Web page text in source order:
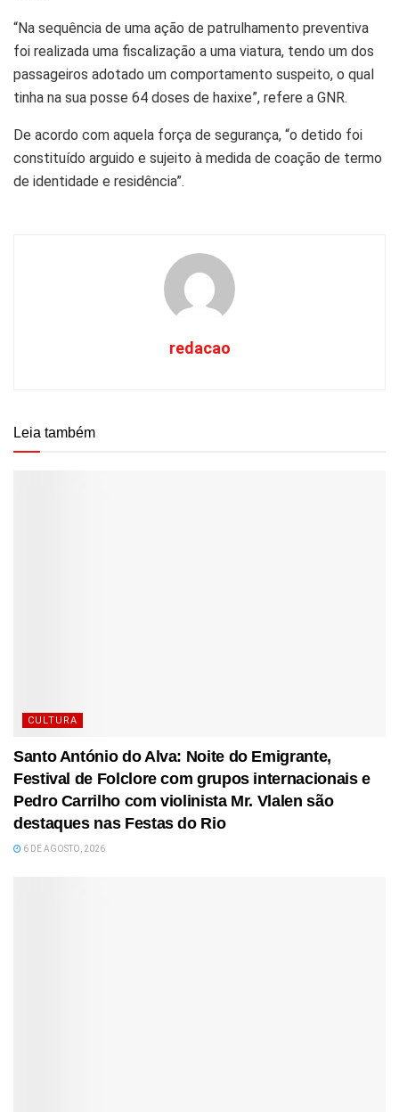
“Na sequência de uma ação de patrulhamento preventiva
foi realizada uma fiscalização a uma viatura, tendo um dos
passageiros adotado um comportamento suspeito, o qual
tinha na sua posse 64 doses de haxixe”, refere a GNR.
De acordo com aquela força de segurança, “o detido foi
constituído arguido e sujeito à medida de coação de termo
de identidade e residência”.
redacao
Leia também
CULTURA
Santo António do Alva: Noite do Emigrante,
Festival de Folclore com grupos internacionais e
Pedro Carrilho com violinista Mr. Vlalen são
destaques nas Festas do Rio
6 DE AGOSTO, 2026